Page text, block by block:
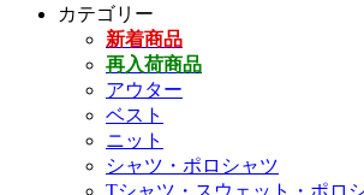
カテゴリー
新着商品
再入荷商品
アウター
ベスト
ニット
シャツ・ポロシャツ
Tシャツ・スウェット・ポロ